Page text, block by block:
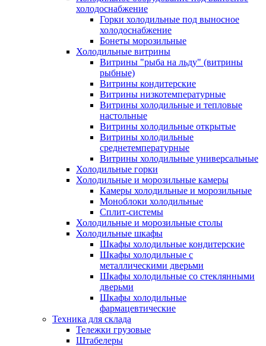
холодоснабжение
Горки холодильные под выносное
холодоснабжение
Бонеты морозильные
Холодильные витрины
Витрины "рыба на льду" (витрины
рыбные)
Витрины кондитерские
Витрины низкотемпературные
Витрины холодильные и тепловые
настольные
Витрины холодильные открытые
Витрины холодильные
среднетемпературные
Витрины холодильные универсальные
Холодильные горки
Холодильные и морозильные камеры
Камеры холодильные и морозильные
Моноблоки холодильные
Сплит-системы
Холодильные и морозильные столы
Холодильные шкафы
Шкафы холодильные кондитерские
Шкафы холодильные с
металлическими дверьми
Шкафы холодильные со стеклянными
дверьми
Шкафы холодильные
фармацевтические
Техника для склада
Тележки грузовые
Штабелеры